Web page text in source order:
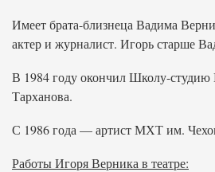
Имеет брата-близнеца Вадима
актер и журналист. Игорь старше
В 1984 году окончил Школу-
Тарханова.
С 1986 года — артист МХТ им.
Работы Игоря Верника в театре: